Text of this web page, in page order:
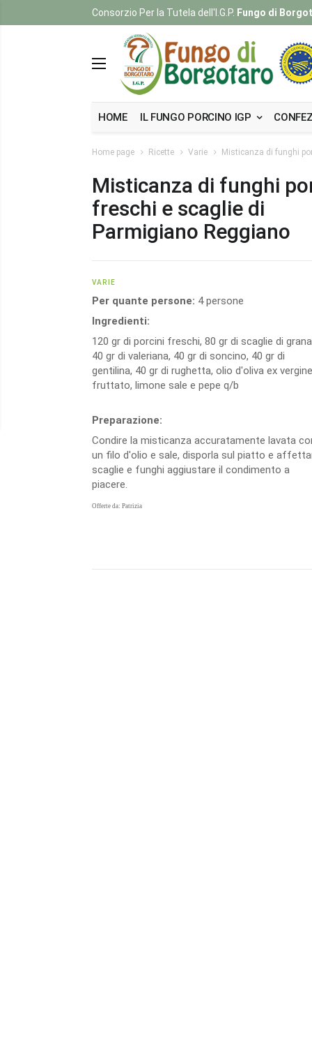
Consorzio Per la Tutela dell'I.G.P. Fungo di
HOME IL FUNGO PORCINO IGP
Home page Ricette Varie Misticanza di funghi
Misticanza di funghi
freschi e scaglie di
Parmigiano Reggiano
VARIE
Per quante persone: 4 persone
Ingredienti:
120 gr di porcini freschi, 80 gr di scaglie di
40 gr di valeriana, 40 gr di soncino, 40 gr di
gentilina, 40 gr di rughetta, olio d'oliva ex vergine
fruttato, limone sale e pepe q/b
Preparazione:
Condire la misticanza accuratamente lavata
un filo d'olio e sale, disporla sul piatto e
scaglie e funghi aggiustare il condimento a
piacere.
Offerte da: Patrizia